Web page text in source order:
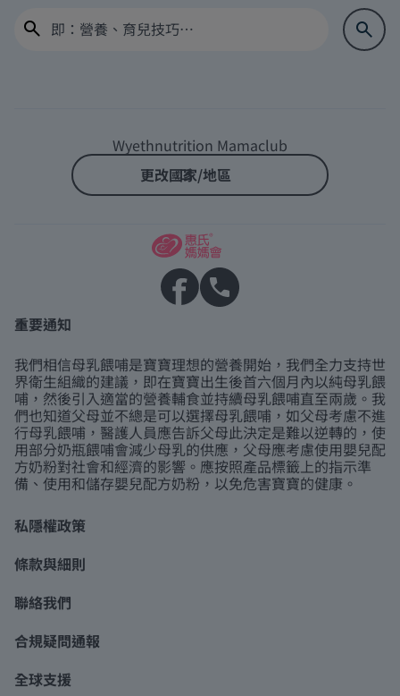
Wyethnutrition Mamaclub
更改國家/地區
重要通知
我們相信母乳餵哺是寶寶理想的營養開始，我們全力支持世
界衛生組織的建議，即在寶寶出生後首六個月內以純母乳餵
哺，然後引入適當的營養輔食並持續母乳餵哺直至兩歲。我
們也知道父母並不總是可以選擇母乳餵哺，如父母考慮不進
行母乳餵哺，醫護人員應告訴父母此決定是難以逆轉的，使
用部分奶瓶餵哺會減少母乳的供應，父母應考慮使用嬰兒配
方奶粉對社會和經濟的影響。應按照產品標籤上的指示準
備、使用和儲存嬰兒配方奶粉，以免危害寶寶的健康。
私隱權政策
條款與細則
聯絡我們
合規疑問通報
全球支援